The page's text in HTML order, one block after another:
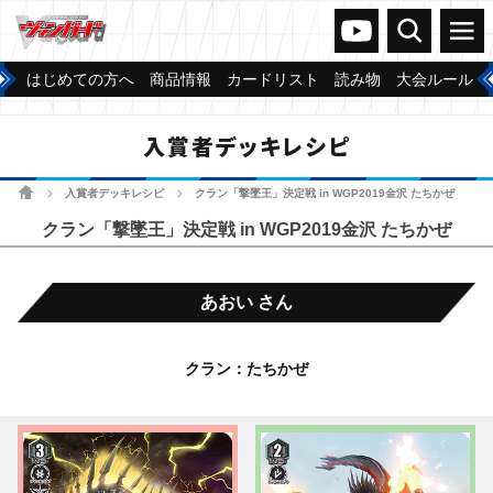
ヴァンガードch
検索 メニュー
はじめての方へ 商品情報 カードリスト 読み物 大会ルール
入賞者デッキレシピ
ホーム 入賞者デッキレシピ クラン「撃墜王」決定戦 in WGP2019金沢 たちかぜ
クラン「撃墜王」決定戦 in WGP2019金沢 たちかぜ
あおい さん
クラン：たちかぜ